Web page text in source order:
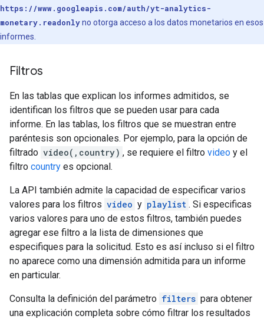
https://www.googleapis.com/auth/yt-analytics-
monetary.readonlyno otorga acceso a los datos monetarios en esos
informes.
Filtros
En las tablas que explican los informes admitidos, se
identifican los filtros que se pueden usar para cada
informe. En las tablas, los filtros que se muestran entre
paréntesis son opcionales. Por ejemplo, para la opción de
filtrado video(,country) , se requiere el filtro video y el
filtro country es opcional.
La API también admite la capacidad de especificar varios
valores para los filtros video y playlist . Si especificas
varios valores para uno de estos filtros, también puedes
agregar ese filtro a la lista de dimensiones que
especifiques para la solicitud. Esto es así incluso si el filtro
no aparece como una dimensión admitida para un informe
en particular.
Consulta la definición del parámetro filters para obtener
una explicación completa sobre cómo filtrar los resultados